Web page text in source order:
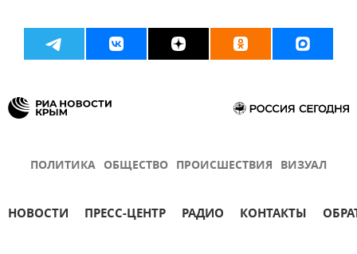
ПОЛИТИКА ОБЩЕСТВО ПРОИСШЕСТВИЯ ВИЗУАЛ
НОВОСТИ ПРЕСС-ЦЕНТР РАДИО КОНТАКТЫ